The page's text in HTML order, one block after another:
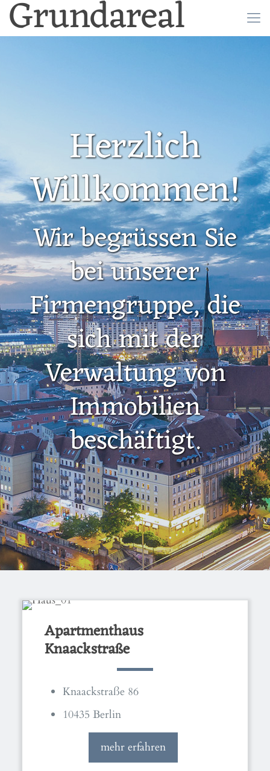
Grundareal
Herzlich
Willkommen!
Wir begrüssen Sie
bei unserer
Firmengruppe, die
sich mit der
Verwaltung von
Immobilien
beschäftigt.
Apartmenthaus
Knaackstraße
Knaackstraße 86
10435 Berlin
mehr erfahren